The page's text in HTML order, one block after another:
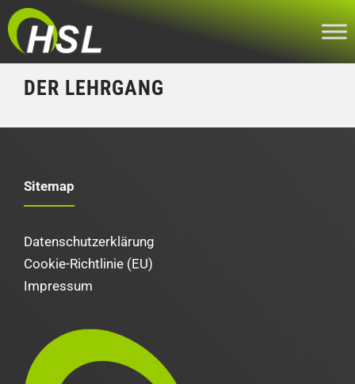
Zum
Inhalt
springen
DER LEHRGANG
Sitemap
Datenschutzerklärung
Cookie-Richtlinie (EU)
Impressum